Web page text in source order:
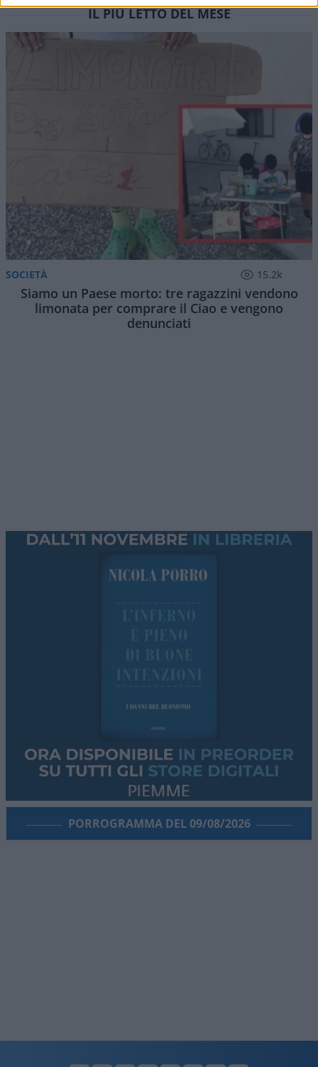
IL PIÙ LETTO DEL MESE
SOCIETÀ 15.2k
Siamo un Paese morto: tre ragazzini vendono
limonata per comprare il Ciao e vengono
denunciati
PORROGRAMMA DEL 09/08/2026